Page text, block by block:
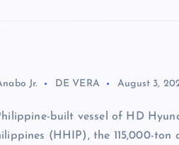
Jr. DE VERA August 3,
built vessel of HD
(HHIP), the 115,000-ton